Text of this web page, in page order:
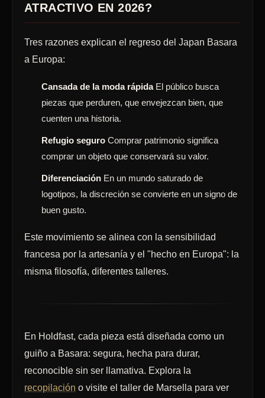
ATRACTIVO EN 2026?
Tres razones explican el regreso del Japan Basara
a Europa:
Cansada de la moda rápidaEl público busca
piezas que perduren, que envejezcan bien, que
cuenten una historia.
Refugio seguro Comprar patrimonio significa
comprar un objeto que conservará su valor.
Diferenciación En un mundo saturado de
logotipos, la discreción se convierte en un signo de
buen gusto.
Este movimiento se alinea con la sensibilidad
francesa por la artesanía y el "hecho en Europa": la
misma filosofía, diferentes talleres.
En Holdfast, cada pieza está diseñada como un
guiño a Basara: segura, hecha para durar,
reconocible sin ser llamativa. Explora la
recopilación o visite el taller de Marsella para ver